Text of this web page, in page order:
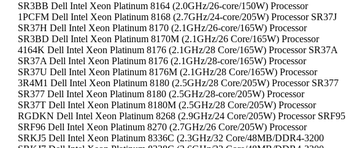
SR3BB Dell Intel Xeon Platinum 8164 (2.0GHz/26-core/150W) Processor
1PCFM Dell Intel Xeon Platinum 8168 (2.7GHz/24-core/205W) Processor SR37J
SR37H Dell Intel Xeon Platinum 8170 (2.1GHz/26-core/165W) Processor
SR3BD Dell Intel Xeon Platinum 8170M (2.1GHz/26 Core/165W) Processor
4164K Dell Intel Xeon Platinum 8176 (2.1GHz/28 Core/165W) Processor SR37A
SR37A Dell Intel Xeon Platinum 8176 (2.1GHz/28-core/165W) Processor
SR37U Dell Intel Xeon Platinum 8176M (2.1GHz/28 Core/165W) Processor
3R4M1 Dell Intel Xeon Platinum 8180 (2.5GHz/28 Core/205W) Processor SR377
SR377 Dell Intel Xeon Platinum 8180 (2.5GHz/28-core/205W) Processor
SR37T Dell Intel Xeon Platinum 8180M (2.5GHz/28 Core/205W) Processor
RGDKN Dell Intel Xeon Platinum 8268 (2.9GHz/24 Core/205W) Processor SRF95
SRF96 Dell Intel Xeon Platinum 8270 (2.7GHz/26 Core/205W) Processor
SRKJ5 Dell Intel Xeon Platinum 8336C (2.3GHz/32 Core/48MB/DDR4-3200